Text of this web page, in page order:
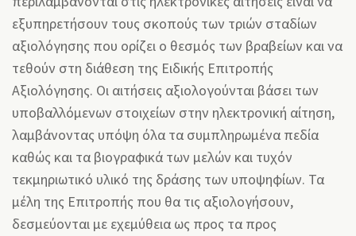
εξυπηρετήσουν τους σκοπούς των τριών σταδίων
αξιολόγησης που ορίζει ο θεσμός των βραβείων και να
τεθούν στη διάθεση της Ειδικής Επιτροπής
Αξιολόγησης. Οι αιτήσεις αξιολογούνται βάσει των
υποβαλλόμενων στοιχείων στην ηλεκτρονική αίτηση,
λαμβάνοντας υπόψη όλα τα συμπληρωμένα πεδία
καθώς και τα βιογραφικά των μελών και τυχόν
τεκμηριωτικό υλικό της δράσης των υποψηφίων. Τα
μέλη της Επιτροπής που θα τις αξιολογήσουν,
δεσμεύονται με εχεμύθεια ως προς τα προς